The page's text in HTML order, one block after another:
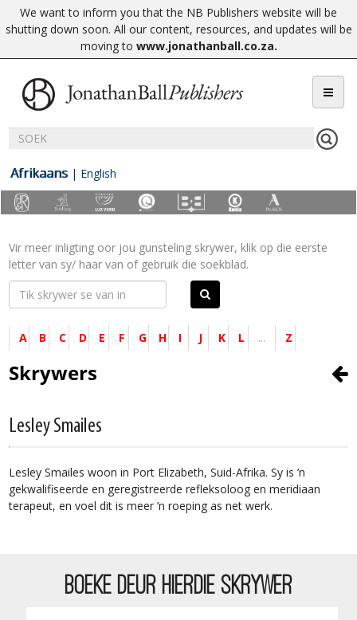
We want to inform you that the NB Publishers website will be
shutting down soon. All our content, resources, and updates will be
moving to www.jonathanball.co.za.
Afrikaans | English
Vir meer inligting oor jou gunsteling skrywer, klik op die eerste
letter van sy/ haar van of gebruik die soekblad.
A B C D E F G H I J K L ... Z
Skrywers
Lesley Smailes
Lesley Smailes woon in Port Elizabeth, Suid-Afrika. Sy is ’n
gekwalifiseerde en geregistreerde refleksoloog en meridiaan
terapeut, en voel dit is meer ’n roeping as net werk.
BOEKE DEUR HIERDIE SKRYWER